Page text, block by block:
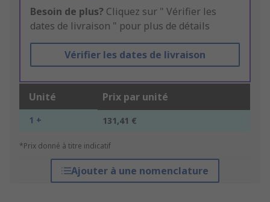
Besoin de plus? Cliquez sur " Vérifier les
dates de livraison " pour plus de détails
Vérifier les dates de livraison
Unité Prix par unité
1 + 131,41 €
*Prix donné à titre indicatif
Ajouter à une nomenclature